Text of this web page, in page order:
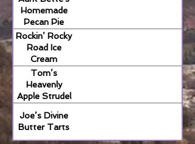
Homemade
Pecan Pie
Rockin’ Rocky
Road Ice
Cream
Tom’s
Heavenly
Apple Strudel
Joe’s Divine
Butter Tarts